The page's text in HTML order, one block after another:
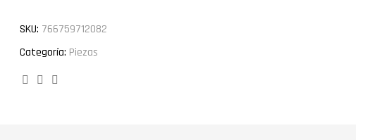
SKU: 766759712082
Categoría: Piezas
Facebook
Twitter